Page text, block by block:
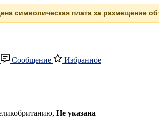
символическая плата за размещение
Сообщение Избранное
Не указана